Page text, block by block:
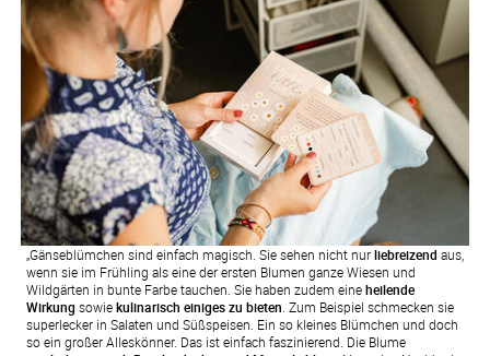
„Gänseblümchen sind einfach magisch. Sie sehen nicht nurliebreizend aus,
wenn sie im Frühling als eine der ersten Blumen ganze Wiesen und
Wildgärten in bunte Farbe tauchen. Sie haben zudem eineheilende
Wirkung sowiekulinarisch einiges zu bieten. Zum Beispiel schmecken sie
superlecker in Salaten und Süßspeisen. Ein so kleines Blümchen und doch
so ein großer Alleskönner. Das ist einfach faszinierend. Die Blume